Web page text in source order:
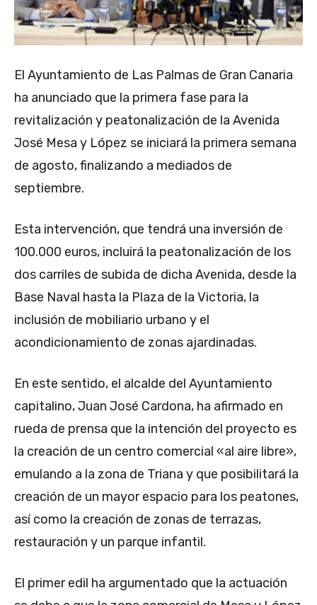
El Ayuntamiento de Las Palmas de Gran Canaria
ha anunciado que la primera fase para la
revitalización y peatonalización de la Avenida
José Mesa y López se iniciará la primera semana
de agosto, finalizando a mediados de
septiembre.
Esta intervención, que tendrá una inversión de
100.000 euros, incluirá la peatonalización de los
dos carriles de subida de dicha Avenida, desde la
Base Naval hasta la Plaza de la Victoria, la
inclusión de mobiliario urbano y el
acondicionamiento de zonas ajardinadas.
En este sentido, el alcalde del Ayuntamiento
capitalino, Juan José Cardona, ha afirmado en
rueda de prensa que la intención del proyecto es
la creación de un centro comercial «al aire libre»,
emulando a la zona de Triana y que posibilitará la
creación de un mayor espacio para los peatones,
así como la creación de zonas de terrazas,
restauración y un parque infantil.
El primer edil ha argumentado que la actuación